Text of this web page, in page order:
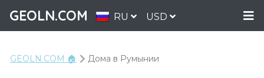
GEOLN.COM RU USD
GEOLN.COM 🏠 Дома в Румынии